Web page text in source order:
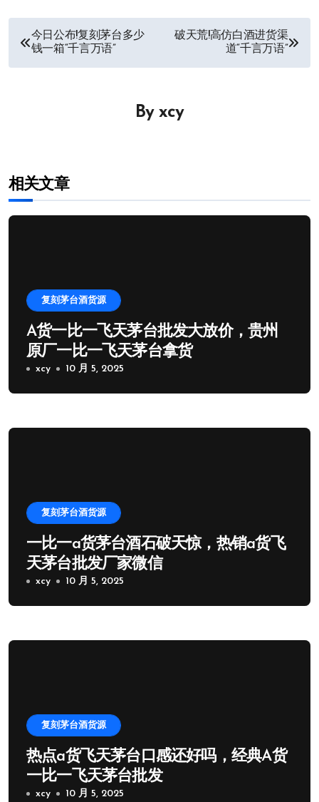
文
章
今日公布!复刻茅台多少
钱一箱“千言万语”
破天荒!高仿白酒进货渠
道“千言万语”
By xcy
相关文章
复刻茅台酒货源
A货一比一飞天茅台批发大放价，贵州
原厂一比一飞天茅台拿货
xcy 10 月 5, 2025
复刻茅台酒货源
一比一a货茅台酒石破天惊，热销a货飞
天茅台批发厂家微信
xcy 10 月 5, 2025
复刻茅台酒货源
热点a货飞天茅台口感还好吗，经典A货
一比一飞天茅台批发
xcy 10 月 5, 2025